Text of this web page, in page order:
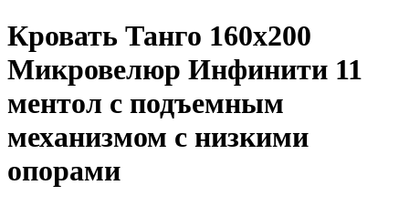
Кровать Танго 160х200
Микровелюр Инфинити 11
ментол с подъемным
механизмом с низкими
опорами